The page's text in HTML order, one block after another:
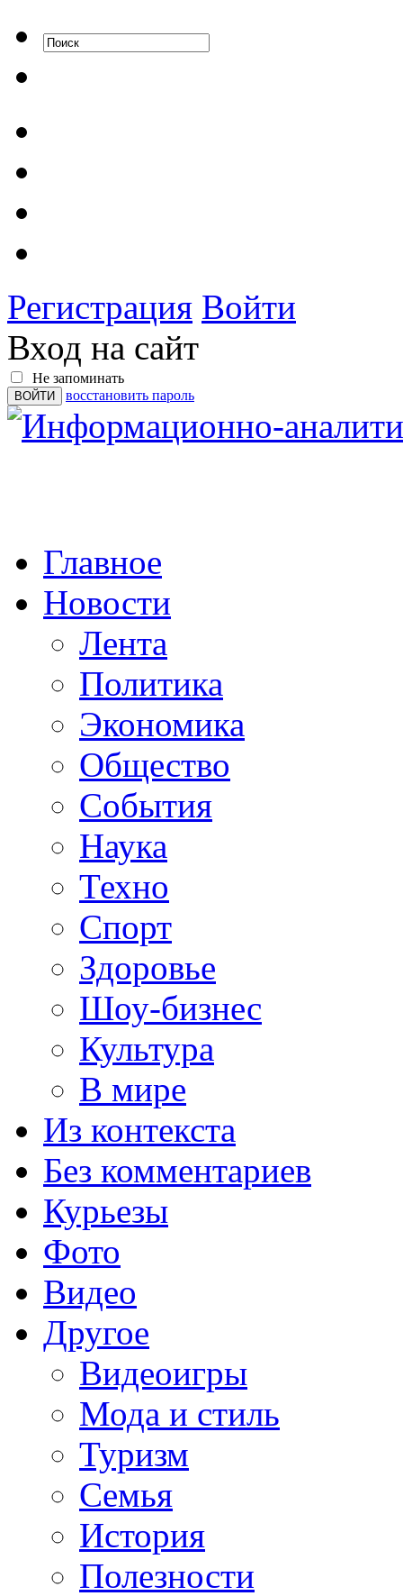
Регистрация Войти
Вход на сайт
Не запоминать
восстановить пароль
Главное
Новости
Лента
Политика
Экономика
Общество
События
Наука
Техно
Спорт
Здоровье
Шоу-бизнес
Культура
В мире
Из контекста
Без комментариев
Курьезы
Фото
Видео
Другое
Видеоигры
Мода и стиль
Туризм
Семья
История
Полезности